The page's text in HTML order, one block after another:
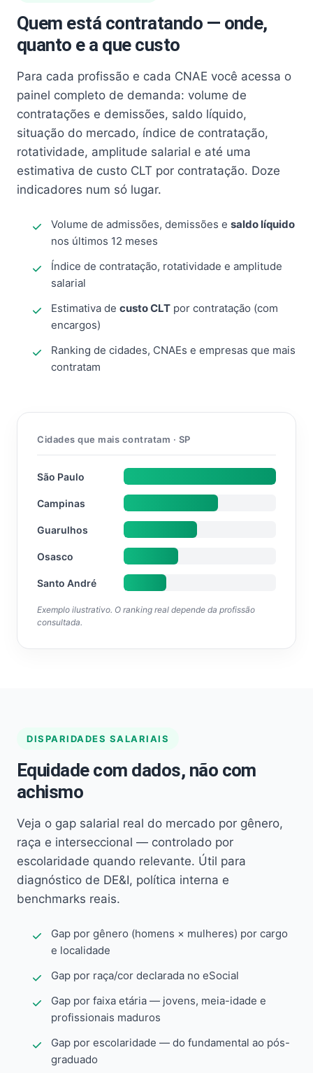
Quem está contratando — onde,
quanto e a que custo
Para cada profissão e cada CNAE você acessa o
painel completo de demanda: volume de
contratações e demissões, saldo líquido,
situação do mercado, índice de contratação,
rotatividade, amplitude salarial e até uma
estimativa de custo CLT por contratação. Doze
indicadores num só lugar.
Volume de admissões, demissões e saldo líquido
nos últimos 12 meses
Índice de contratação, rotatividade e amplitude
salarial
Estimativa de custo CLT por contratação (com
encargos)
Ranking de cidades, CNAEs e empresas que mais
contratam
Cidades que mais contratam · SP
São Paulo
Campinas
Guarulhos
Osasco
Santo André
Exemplo ilustrativo. O ranking real depende da profissão
consultada.
DISPARIDADES SALARIAIS
Equidade com dados, não com
achismo
Veja o gap salarial real do mercado por gênero,
raça e interseccional — controlado por
escolaridade quando relevante. Útil para
diagnóstico de DE&I, política interna e
benchmarks reais.
Gap por gênero (homens × mulheres) por cargo
e localidade
Gap por raça/cor declarada no eSocial
Gap por faixa etária — jovens, meia-idade e
profissionais maduros
Gap por escolaridade — do fundamental ao pós-
graduado